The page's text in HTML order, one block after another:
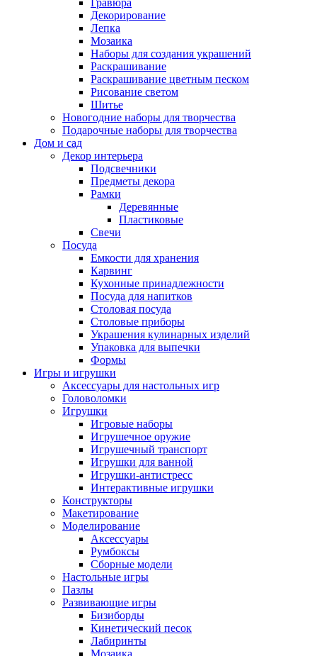
Гравюра
Декорирование
Лепка
Мозаика
Наборы для создания украшений
Раскрашивание
Раскрашивание цветным песком
Рисование светом
Шитье
Новогодние наборы для творчества
Подарочные наборы для творчества
Дом и сад
Декор интерьера
Подсвечники
Предметы декора
Рамки
Деревянные
Пластиковые
Свечи
Посуда
Емкости для хранения
Карвинг
Кухонные принадлежности
Посуда для напитков
Столовая посуда
Столовые приборы
Украшения кулинарных изделий
Упаковка для выпечки
Формы
Игры и игрушки
Аксессуары для настольных игр
Головоломки
Игрушки
Игровые наборы
Игрушечное оружие
Игрушечный транспорт
Игрушки для ванной
Игрушки-антистресс
Интерактивные игрушки
Конструкторы
Макетирование
Моделирование
Аксессуары
Румбоксы
Сборные модели
Настольные игры
Пазлы
Развивающие игры
Бизиборды
Кинетический песок
Лабиринты
Мозаика